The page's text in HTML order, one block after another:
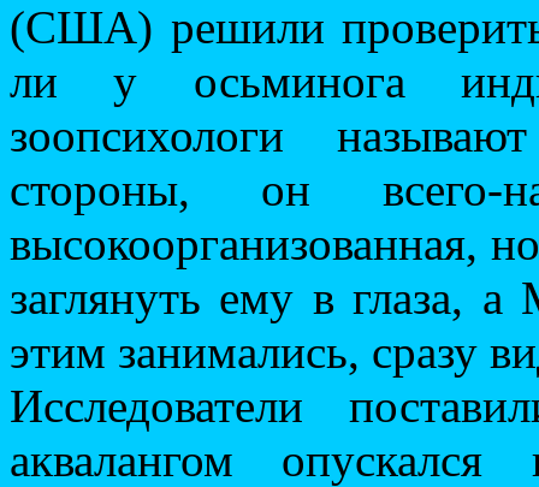
(США) решили
ли у осьминога
зоопсихологи
стороны, он всего-
высокоорганизованная,
заглянуть ему в глаза,
этим занимались, сразу
Исследователи
аквалангом